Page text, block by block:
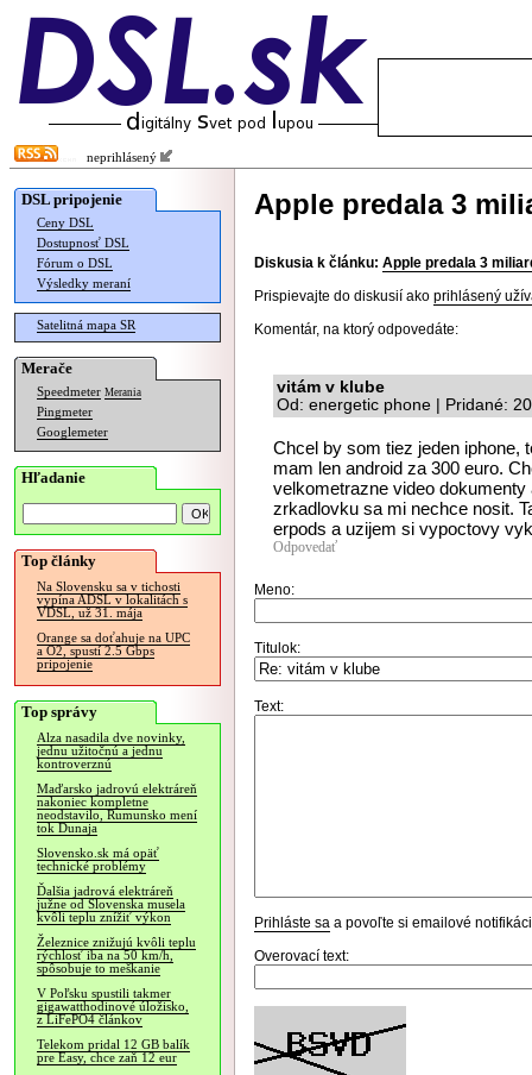
neprihlásený
DSL pripojenie
Ceny DSL
Dostupnosť DSL
Fórum o DSL
Výsledky meraní
Satelitná mapa SR
Merače
Speedmeter Merania
Pingmeter
Googlemeter
Hľadanie
Top články
Na Slovensku sa v tichosti
vypína ADSL v lokalitách s
VDSL, už 31. mája
Orange sa doťahuje na UPC
a O2, spustí 2.5 Gbps
pripojenie
Top správy
Alza nasadila dve novinky,
jednu užitočnú a jednu
kontroverznú
Maďarsko jadrovú elektráreň
nakoniec kompletne
neodstavilo, Rumunsko mení
tok Dunaja
Slovensko.sk má opäť
technické problémy
Ďalšia jadrová elektráreň
južne od Slovenska musela
kvôli teplu znížiť výkon
Železnice znižujú kvôli teplu
rýchlosť iba na 50 km/h,
spôsobuje to meškanie
V Poľsku spustili takmer
gigawatthodinové úložisko,
z LiFePO4 článkov
Telekom pridal 12 GB balík
pre Easy, chce zaň 12 eur
Apple predala 3
Diskusia k článku: Apple predala 3
Prispievajte do diskusií ako prihlásený
Komentár, na ktorý odpovedáte:
vitám v klube
Od: energetic phone | Pridané:
Chcel by som tiez jeden iphone,
mam len android za 300 euro.
velkometrazne video
zrkadlovku sa mi nechce nosit.
erpods a uzijem si vypoctovy
Odpovedať
Meno:
Titulok:
Text:
Prihláste sa a povoľte si emailové
Overovací text: